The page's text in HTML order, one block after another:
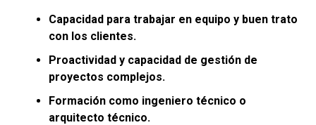
Capacidad para trabajar en equipo y buen trato
con los clientes.
Proactividad y capacidad de gestión de
proyectos complejos.
Formación como ingeniero técnico o
arquitecto técnico.